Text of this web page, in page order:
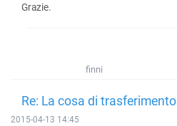
Grazie.
finni
Re: La cosa di trasferimento
2015-04-13 14:45